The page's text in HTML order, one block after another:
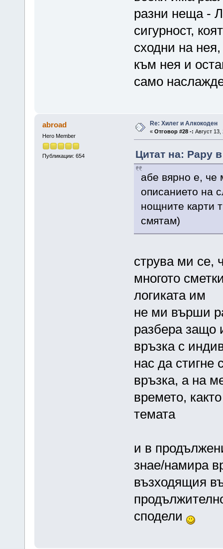
разни неща -
сигурност,
сходни на
към нея и
само
abroad
Hero Member
Публикации: 654
Re: Хилег и Алкокоден
« Отговор #28 -: Август
Цитат на: Papy
абе вярно е, че
описанието на
нощните карти
смятам)
струва ми се,
многото
логиката им
не ми върши
разбера защо
връзка с
нас да стигне
връзка, а на
времето,
темата
и в
знае/намира
възходящия
сподели